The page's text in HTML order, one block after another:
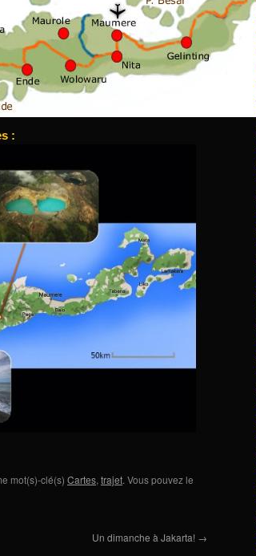
:
mot(s)-clé(s) Cartes, trajet. Vous pouvez le
Un dimanche à Jakarta! →